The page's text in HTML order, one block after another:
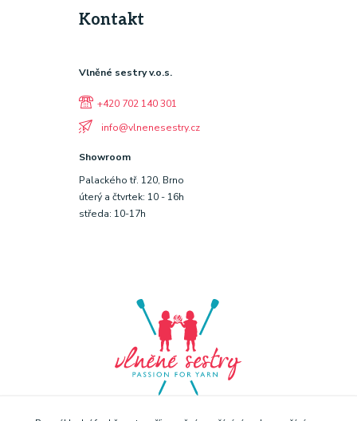
Kontakt
Vlněné sestry v.o.s.
+420 702 140 301
info@vlnenesestry.cz
Showroom
Palackého tř. 120, Brno
úterý a čtvrtek: 10 - 16h
středa: 10-17h